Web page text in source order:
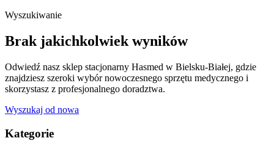
Wyszukiwanie
Brak jakichkolwiek wyników
Odwiedź nasz sklep stacjonarny Hasmed w Bielsku-Białej, gdzie
znajdziesz szeroki wybór nowoczesnego sprzętu medycznego i
skorzystasz z profesjonalnego doradztwa.
Wyszukaj od nowa
Kategorie